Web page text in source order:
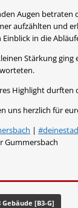
Augen betraten
aufzählten und
in die
Stärkung
Highlight durften
uns herzlich für
|
Gummersbach
Gebäude [B3-G]